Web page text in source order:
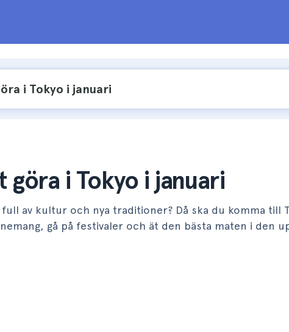
göra i Tokyo i januari
av kultur och nya traditioner? Då ska du komma till
gå på festivaler och ät den bästa maten i den